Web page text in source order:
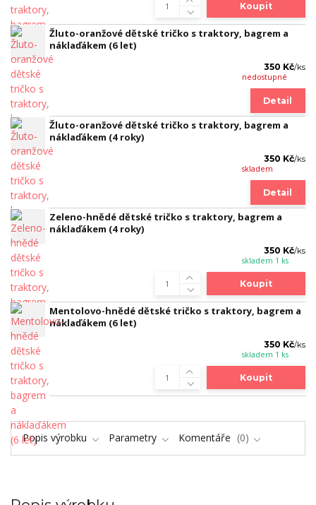
Koupit
Žluto-oranžové dětské tričko s traktory, bagrem a
náklaďákem (6 let)
350 Kč/ks
nedostupné
Detail
Žluto-oranžové dětské tričko s traktory, bagrem a
náklaďákem (4 roky)
350 Kč/ks
skladem
Detail
Zeleno-hnědé dětské tričko s traktory, bagrem a
náklaďákem (4 roky)
350 Kč/ks
skladem 1 ks
Koupit
Mentolovo-hnědé dětské tričko s traktory, bagrem a
náklaďákem (6 let)
350 Kč/ks
skladem 1 ks
Koupit
Popis výrobku Parametry Komentáře 0